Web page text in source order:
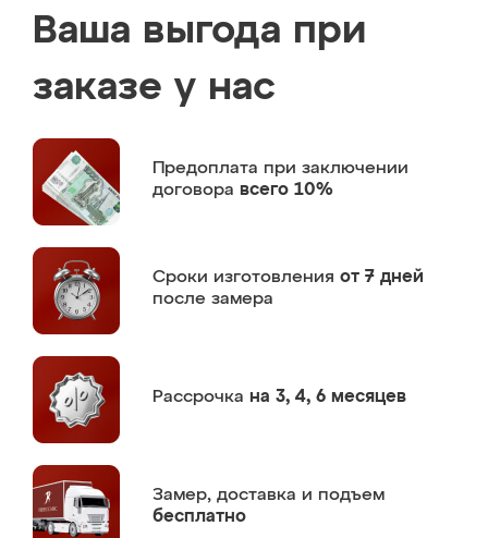
Ваша выгода при
заказе у нас
Предоплата при заключении
договора всего 10%
Сроки изготовления от 7 дней
после замера
Рассрочка на 3, 4, 6 месяцев
Замер, доставка и подъем
бесплатно